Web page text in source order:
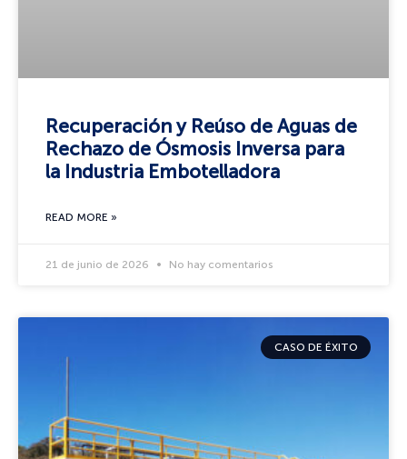
Recuperación y Reúso de Aguas de
Rechazo de Ósmosis Inversa para
la Industria Embotelladora
READ MORE »
21 de junio de 2026 No hay comentarios
CASO DE ÉXITO